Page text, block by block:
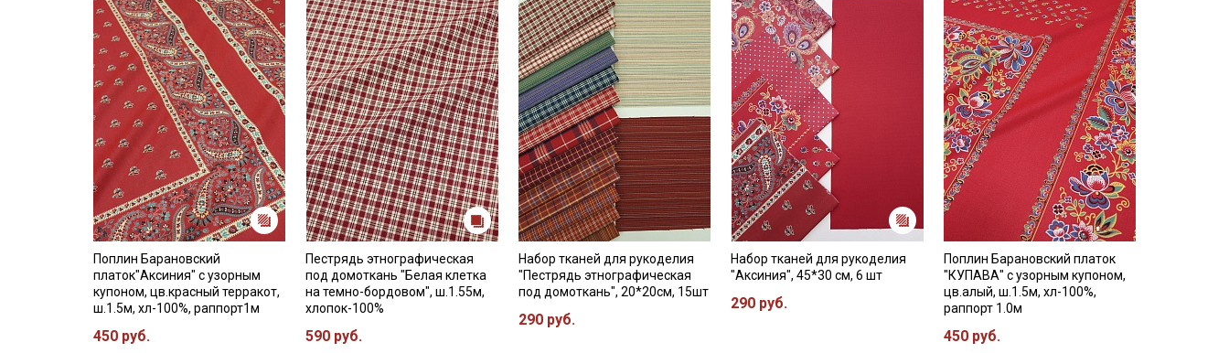
Поплин Барановский
платок"Аксиния" с узорным
купоном, цв.красный терракот,
ш.1.5м, хл-100%, раппорт1м
450 руб.
Пестрядь этнографическая
под домоткань "Белая клетка
на темно-бордовом", ш.1.55м,
хлопок-100%
590 руб.
Набор тканей для рукоделия
"Пестрядь этнографическая
под домоткань", 20*20см, 15шт
290 руб.
Набор тканей для рукоделия
"Аксиния", 45*30 см, 6 шт
290 руб.
Поплин Барановский платок
"КУПАВА" с узорным купоном,
цв.алый, ш.1.5м, хл-100%,
раппорт 1.0м
450 руб.
Секретная рассылка от
Купава
Мы публикуем здесь дополнительные
промокоды и скидки до 30% на узкие
категории тканей
Электронная почта